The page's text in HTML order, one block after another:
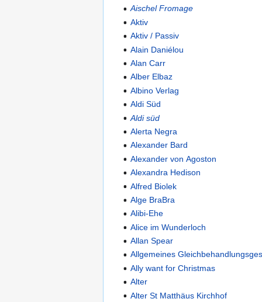
Aischel Fromage
Aktiv
Aktiv / Passiv
Alain Daniélou
Alan Carr
Alber Elbaz
Albino Verlag
Aldi Süd
Aldi süd
Alerta Negra
Alexander Bard
Alexander von Agoston
Alexandra Hedison
Alfred Biolek
Alge BraBra
Alibi-Ehe
Alice im Wunderloch
Allan Spear
Allgemeines
Ally want for Christmas
Alter
Alter St Matthäus Kirchhof